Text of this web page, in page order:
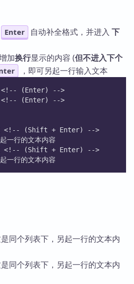
Enter 自动补全格式，并进入 下
加换行显示的内容 (但不进入下个
，即可另起一行输入文本
<!-- (Enter) -->
<!-- (Enter) -->
表 <!-- (Shift + Enter) -->
一行的文本内容
表 <!-- (Shift + Enter) -->
一行的文本内容
同个列表下，另起一行的文本内
同个列表下，另起一行的文本内